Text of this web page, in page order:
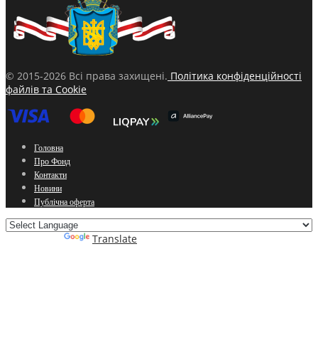
© 2015-2026 Всі права захищені. Політика конфіденційності
файлів та Cookie
Головна
Про Фонд
Контакти
Новини
Публічна оферта
Translate